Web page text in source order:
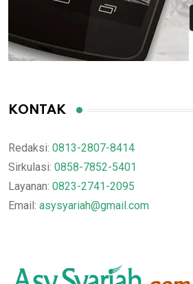
KONTAK
Redaksi: 0813-2807-8414
Sirkulasi: 0858-7852-5401
Layanan: 0823-2741-2095
Email: asysyariah@gmail.com